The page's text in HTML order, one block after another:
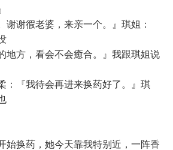
谢谢徦老婆，来亲一个。』琪姐：
地方，看会不会癒合。』我跟琪姐说
：『我待会再进来换药好了。』琪
换药，她今天靠我特别近，一阵香